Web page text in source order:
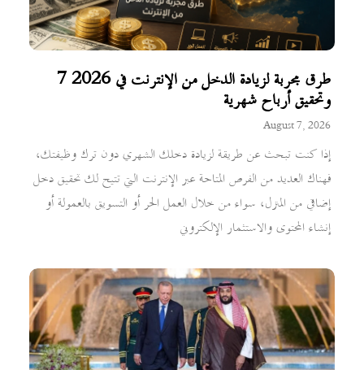
7 طرق مجربة لزيادة الدخل من الإنترنت في 2026
وتحقيق أرباح شهرية
August 7, 2026
إذا كنت تبحث عن طريقة لزيادة دخلك الشهري دون ترك وظيفتك،
فهناك العديد من الفرص المتاحة عبر الإنترنت التي تتيح لك تحقيق دخل
إضافي من المنزل، سواء من خلال العمل الحر أو التسويق بالعمولة أو
إنشاء المحتوى والاستثمار الإلكتروني